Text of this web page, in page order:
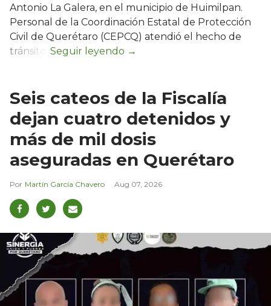
Antonio La Galera, en el municipio de Huimilpan.
Personal de la Coordinación Estatal de Protección
Civil de Querétaro (CEPCQ) atendió el hecho de
tránsito.
Seis cateos de la Fiscalía
dejan cuatro detenidos y
más de mil dosis
aseguradas en Querétaro
Martín García Chavero Aug 07, 2026